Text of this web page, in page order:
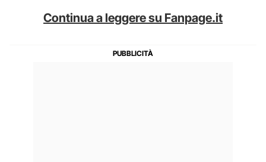
Continua a leggere su Fanpage.it